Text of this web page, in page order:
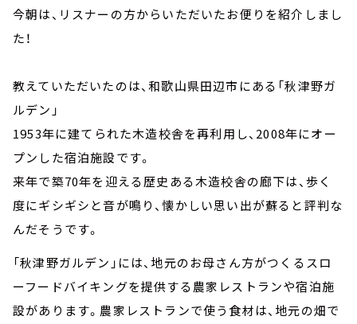
今朝は、リスナーの方からいただいたお便りを紹介しまし
た！
教えていただいたのは、和歌山県田辺市にある「秋津野ガ
ルデン」
1953年に建てられた木造校舎を再利用し、2008年にオー
プンした宿泊施設です。
来年で築70年を迎える歴史ある木造校舎の廊下は、歩く
度にギシギシと音が鳴り、懐かしい思い出が蘇ると評判な
んだそうです。
「秋津野ガルデン」には、地元のお母さん方がつくるスロ
ーフードバイキングを提供する農家レストランや宿泊施
設があります。農家レストランで使う食材は、地元の畑で